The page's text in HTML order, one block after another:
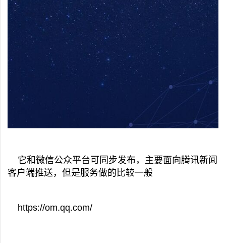
它和微信公众平台可同步发布，主要面向腾讯新闻
客户端推送，但是服务做的比较一般
https://om.qq.com/